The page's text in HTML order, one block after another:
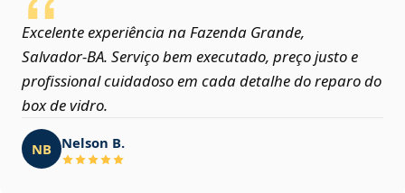
Excelente experiência na Fazenda Grande,
Salvador‑BA. Serviço bem executado, preço justo e
profissional cuidadoso em cada detalhe do reparo do
box de vidro.
NB Nelson B.